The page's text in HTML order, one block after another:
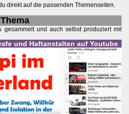
direkt auf die passenden Themenseiten.
gesammelt und auch selbst produziert mit
und Haftanstalten auf Youtube